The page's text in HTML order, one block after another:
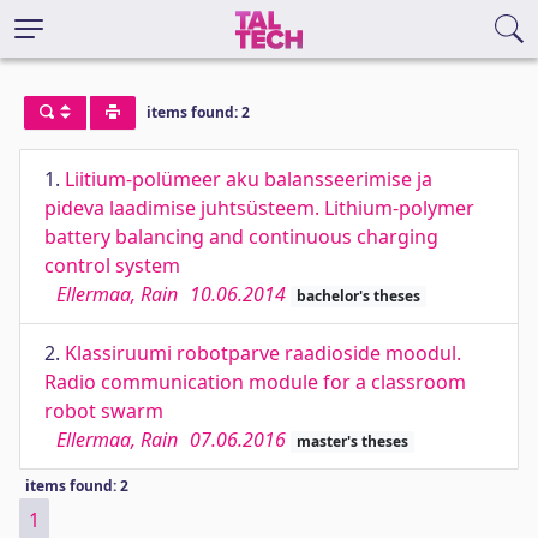
items found: 2
1. Liitium-polümeer aku balansseerimise ja
pideva laadimise juhtsüsteem. Lithium-polymer
battery balancing and continuous charging
control system
Ellermaa, Rain 10.06.2014 bachelor's theses
2. Klassiruumi robotparve raadioside moodul.
Radio communication module for a classroom
robot swarm
Ellermaa, Rain 07.06.2016 master's theses
items found: 2
1